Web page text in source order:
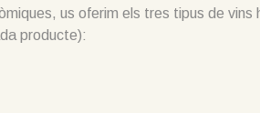
us oferim els tres tipus de vins
producte):